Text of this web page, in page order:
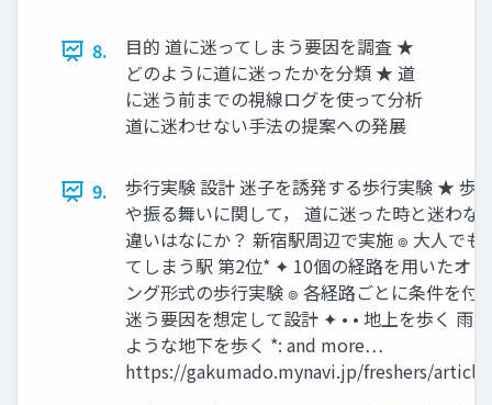
8.
目的 道に迷ってしまう要因を調査 ★
どのように道に迷ったかを分類 ★ 道
に迷う前までの視線ログを使って分析
道に迷わせない手法の提案への発展
9.
歩行実験 設計 迷子を誘発する歩行実験 ★ 歩
や振る舞いに関して， 道に迷った時と迷わな
違いはなにか？ 新宿駅周辺で実施 ๏ 大人でも
てしまう駅 第2位* ✦ 10個の経路を用いたオ
ング形式の歩行実験 ๏ 各経路ごとに条件を付
迷う要因を想定して設計 ✦ • • 地上を歩く 雨
ような地下を歩く *: and more…
https://gakumado.mynavi.jp/freshers/